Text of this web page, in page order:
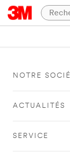
NOTRE
ACTUALITÉS
SERVICE